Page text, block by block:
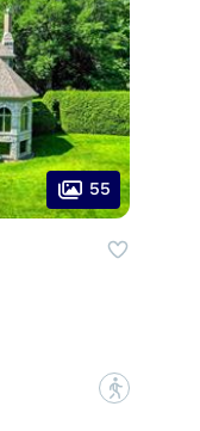
55
?